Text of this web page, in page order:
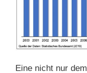
Eine nicht nur